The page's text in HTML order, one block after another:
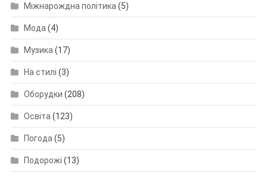
Міжнарождна політика(5)
Мода(4)
Музика(17)
На стилі (3)
Оборудки (208)
Освіта(123)
Погода(5)
Подорожі (13)